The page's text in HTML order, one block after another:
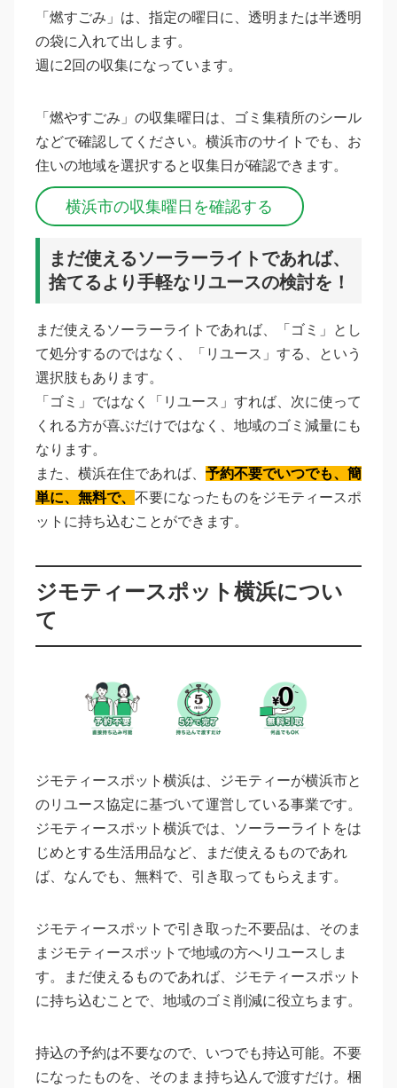
「燃すごみ」は、指定の曜日に、透明または半透明
の袋に入れて出します。
週に2回の収集になっています。
「燃やすごみ」の収集曜日は、ゴミ集積所のシール
などで確認してください。横浜市のサイトでも、お
住いの地域を選択すると収集日が確認できます。
横浜市の収集曜日を確認する
まだ使えるソーラーライトであれば、
捨てるより手軽なリユースの検討を！
まだ使えるソーラーライトであれば、「ゴミ」とし
て処分するのではなく、「リユース」する、という
選択肢もあります。
「ゴミ」ではなく「リユース」すれば、次に使って
くれる方が喜ぶだけではなく、地域のゴミ減量にも
なります。
また、横浜在住であれば、 予約不要でいつでも、簡
単に、無料で、 不要になったものをジモティースポ
ットに持ち込むことができます。
ジモティースポット横浜につい
て
ジモティースポット横浜は、ジモティーが横浜市と
のリユース協定に基づいて運営している事業です。
ジモティースポット横浜では、ソーラーライトをは
じめとする生活用品など、まだ使えるものであれ
ば、なんでも、無料で、引き取ってもらえます。
ジモティースポットで引き取った不要品は、そのま
まジモティースポットで地域の方へリユースしま
す。まだ使えるものであれば、ジモティースポット
に持ち込むことで、地域のゴミ削減に役立ちます。
持込の予約は不要なので、いつでも持込可能。不要
になったものを、そのまま持ち込んで渡すだけ。梱